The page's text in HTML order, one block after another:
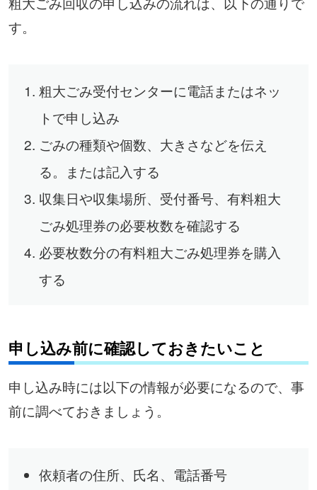
す。
粗大ごみ受付センターに電話またはネッ
トで申し込み
ごみの種類や個数、大きさなどを伝え
る。または記入する
収集日や収集場所、受付番号、有料粗大
ごみ処理券の必要枚数を確認する
必要枚数分の有料粗大ごみ処理券を購入
する
申し込み前に確認しておきたいこと
申し込み時には以下の情報が必要になるので、事
前に調べておきましょう。
依頼者の住所、氏名、電話番号